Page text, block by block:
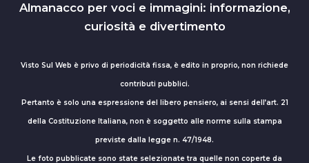
Almanacco per voci e immagini: informazione,
curiosità e divertimento
Visto Sul Web è privo di periodicità fissa, è edito in proprio, non richiede
contributi pubblici.
Pertanto è solo una espressione del libero pensiero, ai sensi dell’art. 21
della Costituzione Italiana, non è soggetto alle norme sulla stampa
previste dalla legge n. 47/1948.
Le foto pubblicate sono state selezionate tra quelle non coperte da